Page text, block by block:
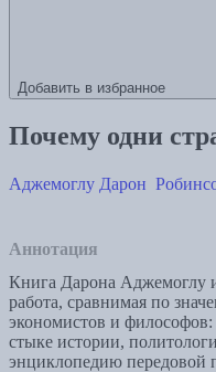
Добавить в избранное
Почему одни
Аджемоглу Дарон
Аннотация
Книга Дарона Аджемоглу
работа, сравнимая по
экономистов и философов:
стыке истории,
энциклопедию передовой